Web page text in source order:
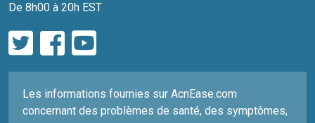
De 8h00 à 20h EST
Les informations fournies sur AcnEase.com
concernant des problèmes de santé, des symptômes,